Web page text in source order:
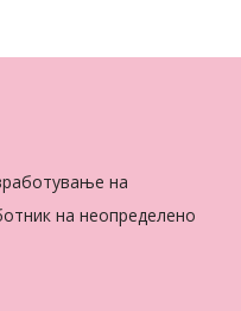
на
на неопределено